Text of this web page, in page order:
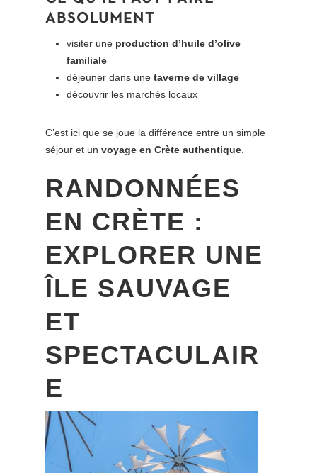
ABSOLUMENT
visiter une production d’huile d’olive
familiale
déjeuner dans unetaverne de village
découvrir les marchés locaux
C’est ici que se joue la différence entre un simple
séjour et unvoyage en Crète authentique
RANDONNÉES
EN CRÈTE :
EXPLORER UNE
ÎLE SAUVAGE
ET
SPECTACULAIR
E